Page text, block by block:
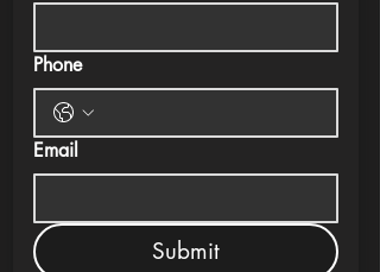
Phone
Email
Submit